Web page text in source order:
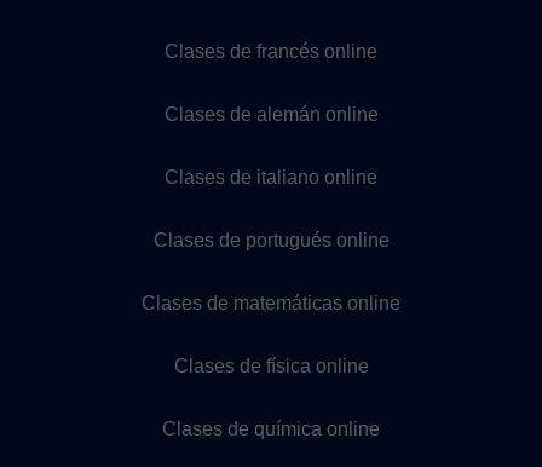
Clases de francés online
Clases de alemán online
Clases de italiano online
Clases de portugués online
Clases de matemáticas online
Clases de física online
Clases de química online